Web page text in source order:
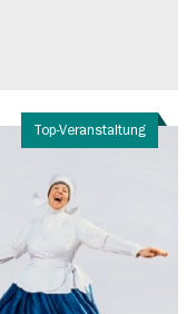
Top-Veranstaltung